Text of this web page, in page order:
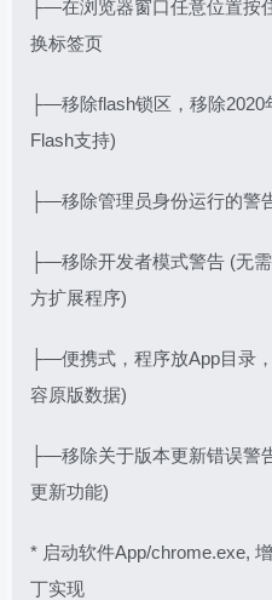
├—在浏览器窗口任意位置按
换标签页
├—移除flash锁区，移除2020
Flash支持)
├—移除管理员身份运行的警
├—移除开发者模式警告 (无
方扩展程序)
├—便携式，程序放App目录
容原版数据)
├—移除关于版本更新错误警
更新功能)
* 启动软件App/chrome.exe,
丁实现